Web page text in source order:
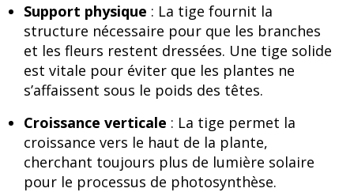
Support physique : La tige fournit la
structure nécessaire pour que les branches
et les fleurs restent dressées. Une tige solide
est vitale pour éviter que les plantes ne
s’affaissent sous le poids des têtes.
Croissance verticale : La tige permet la
croissance vers le haut de la plante,
cherchant toujours plus de lumière solaire
pour le processus de photosynthèse.